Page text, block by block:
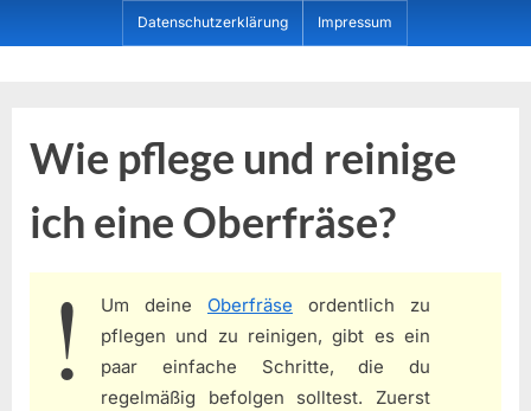
to
Datenschutzerklärung Impressum
Wie pflege und reinige
ich eine Oberfräse?
Um deine Oberfräse ordentlich zu
pflegen und zu reinigen, gibt es ein
paar einfache Schritte, die du
regelmäßig befolgen solltest. Zuerst